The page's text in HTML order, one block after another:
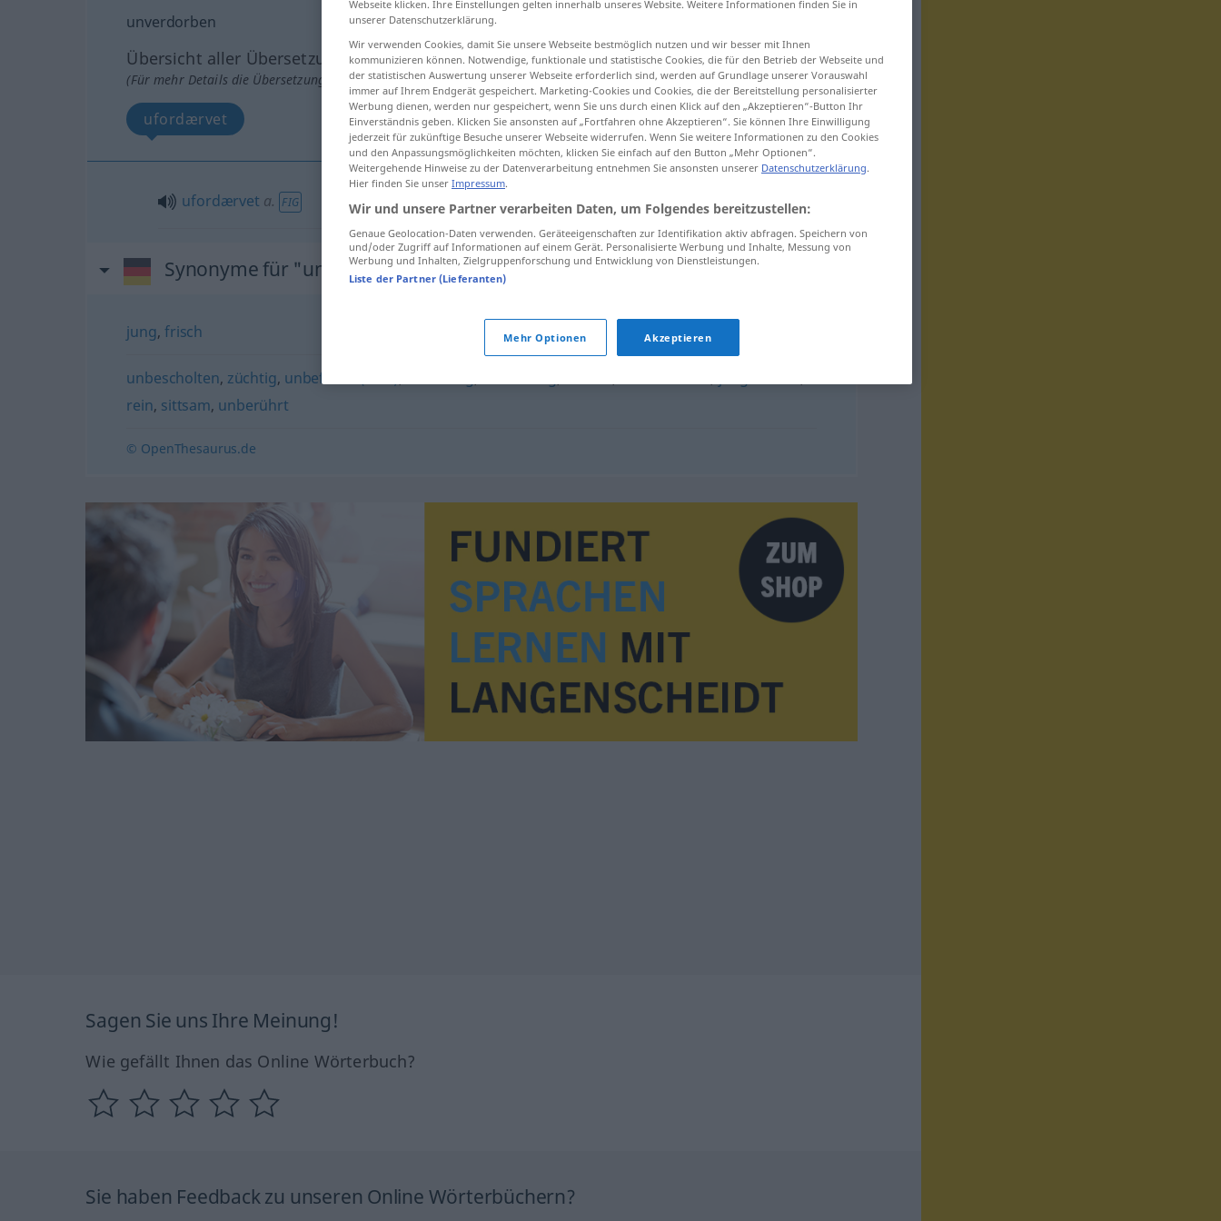
unverdorben
Übersicht aller Übersetzungen
(Für mehr Details die Übersetzung anklicken/antippen)
ufordærvet
ufordærvet a. FIG unverdorben
Synonyme für "unverdorben"
jung,frisch
unbescholten, züchtig, unbefleckt (bibl.)
rein, sittsam, unberührt
© OpenThesaurus.de
Sagen Sie uns Ihre Meinung!
Wie gefällt Ihnen das Online Wörterbuch?
Sie haben Feedback zu unseren Online Wörterbüchern?
Webseite klicken. Ihre Einstellungen gelten innerhalb unseres Website. Weitere Informationen finden Sie in
unserer Datenschutzerklärung.
Wir verwenden Cookies, damit Sie unsere Webseite bestmöglich nutzen und wir besser mit Ihnen
kommunizieren können. Notwendige, funktionale und statistische Cookies, die für den Betrieb der Webseite und
der statistischen Auswertung unserer Webseite erforderlich sind, werden auf Grundlage unserer Vorauswahl
immer auf Ihrem Endgerät gespeichert. Marketing-Cookies und Cookies, die der Bereitstellung personalisierter
Werbung dienen, werden nur gespeichert, wenn Sie uns durch einen Klick auf den „Akzeptieren“-Button Ihr
Einverständnis geben. Klicken Sie ansonsten auf „Fortfahren ohne Akzeptieren“. Sie können Ihre Einwilligung
jederzeit für zukünftige Besuche unserer Webseite widerrufen. Wenn Sie weitere Informationen zu den Cookies
und den Anpassungsmöglichkeiten möchten, klicken Sie einfach auf den Button „Mehr Optionen“.
Weitergehende Hinweise zu der Datenverarbeitung entnehmen Sie ansonsten unserer Datenschutzerklärung.
Hier finden Sie unser Impressum.
Wir und unsere Partner verarbeiten Daten, um Folgendes bereitzustellen:
Genaue Geolocation-Daten verwenden. Geräteeigenschaften zur Identifikation aktiv abfragen. Speichern von
und/oder Zugriff auf Informationen auf einem Gerät. Personalisierte Werbung und Inhalte, Messung von
Werbung und Inhalten, Zielgruppenforschung und Entwicklung von Dienstleistungen.
Liste der Partner (Lieferanten)
Mehr Optionen Akzeptieren